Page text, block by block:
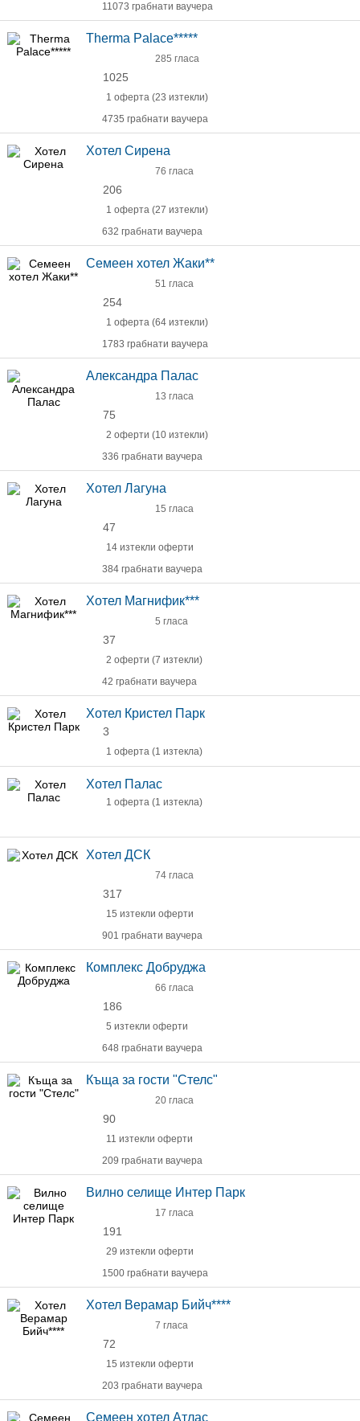
11073 грабнати ваучера
Therma Palace*****
285 гласа
1025
1 оферта (23 изтекли)
4735 грабнати ваучера
Хотел Сирена
76 гласа
206
1 оферта (27 изтекли)
632 грабнати ваучера
Семеен хотел Жаки**
51 гласа
254
1 оферта (64 изтекли)
1783 грабнати ваучера
Александра Палас
13 гласа
75
2 оферти (10 изтекли)
336 грабнати ваучера
Хотел Лагуна
15 гласа
47
14 изтекли оферти
384 грабнати ваучера
Хотел Магнифик***
5 гласа
37
2 оферти (7 изтекли)
42 грабнати ваучера
Хотел Кристел Парк
3
1 оферта (1 изтекла)
Хотел Палас
1 оферта (1 изтекла)
Хотел ДСК
74 гласа
317
15 изтекли оферти
901 грабнати ваучера
Комплекс Добруджа
66 гласа
186
5 изтекли оферти
648 грабнати ваучера
Къща за гости "Стелс"
20 гласа
90
11 изтекли оферти
209 грабнати ваучера
Вилно селище Интер Парк
17 гласа
191
29 изтекли оферти
1500 грабнати ваучера
Хотел Верамар Бийч****
7 гласа
72
15 изтекли оферти
203 грабнати ваучера
Семеен хотел Атлас